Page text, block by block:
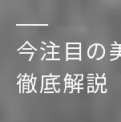
今注目の
徹底解説